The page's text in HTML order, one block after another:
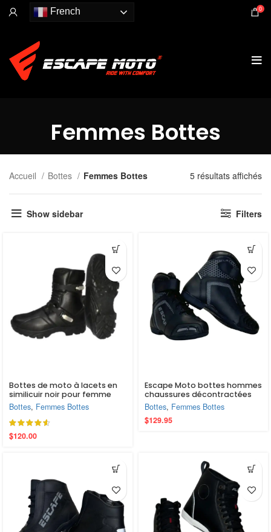
French 0
Femmes Bottes
Accueil Bottes Femmes Bottes 5 résultats affichés
Show sidebar Filters
Bottes de moto à lacets en
similicuir noir pour femme
Bottes, Femmes Bottes
$120.00
Escape Moto bottes hommes
chaussures décontractées
en cuir Moto Motocross
bottes d’équitation
chaussures de Moto
Bottes, Femmes Bottes
$129.95